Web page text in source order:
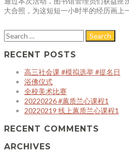
大合照，为这短短一小时半的经历画上
RECENT POSTS
高三社会课 #模拟选举 #提名日
浴佛仪式
全校美术比赛
20220226 #蕙质兰心课程1
20220219 线上蕙质兰心课程1
RECENT COMMENTS
ARCHIVES